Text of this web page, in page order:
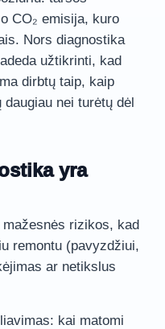
CO₂ emisija, kuro
Nors diagnostika
užtikrinti, kad
dirbtų taip, kaip
nei turėtų dėl
yra
rizikos, kad
remontu (pavyzdžiui,
ar netikslus
kai matomi